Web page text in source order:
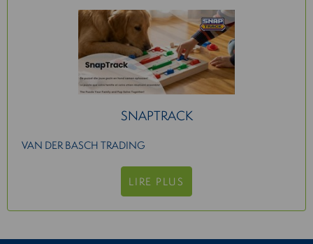
SNAPTRACK
VAN DER BASCH TRADING
LIRE PLUS